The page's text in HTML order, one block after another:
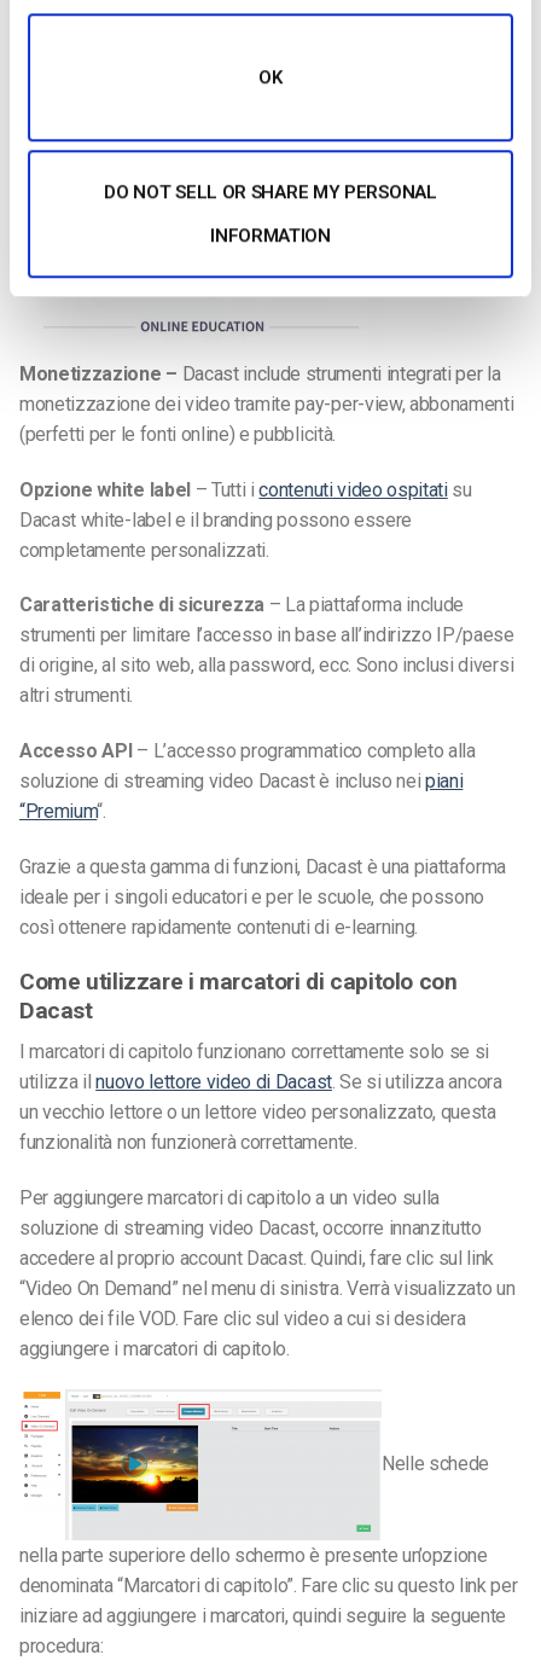
OK
DO NOT SELL OR SHARE MY PERSONAL
INFORMATION
Dacast aTUTTI i livelli di piano, a partire da 39 dollari al
associarli a un singolo fotogramma per la pre-visione.
Monetizzazione – Dacast include strumenti integrati per la
monetizzazione dei video tramite pay-per-view, abbonamenti
(perfetti per le fonti online) e pubblicità.
Opzione white label – Tutti icontenuti video ospitatisu
Dacast white-label e il branding possono essere
completamente personalizzati.
Caratteristiche di sicurezza – La piattaforma include
strumenti per limitare l’accesso in base all’indirizzo IP/paese
di origine, al sito web, alla password, ecc. Sono inclusi diversi
altri strumenti.
Accesso API – L’accesso programmatico completo alla
soluzione di streaming video Dacast è incluso nei piani
“Premium“.
Grazie a questa gamma di funzioni, Dacast è una piattaforma
ideale per i singoli educatori e per le scuole, che possono
così ottenere rapidamente contenuti di e-learning.
Come utilizzare i marcatori di capitolo con
Dacast
I marcatori di capitolo funzionano correttamente solo se si
utilizza ilnuovo lettore video di Dacast. Se si utilizza ancora
un vecchio lettore o un lettore video personalizzato, questa
funzionalità non funzionerà correttamente.
Per aggiungere marcatori di capitolo a un video sulla
soluzione di streaming video Dacast, occorre innanzitutto
accedere al proprio account Dacast. Quindi, fare clic sul link
“Video On Demand” nel menu di sinistra. Verrà visualizzato un
elenco dei file VOD. Fare clic sul video a cui si desidera
aggiungere i marcatori di capitolo.
Nelle schede
nella parte superiore dello schermo è presente un’opzione
denominata “Marcatori di capitolo”. Fare clic su questo link per
iniziare ad aggiungere i marcatori, quindi seguire la seguente
procedura: